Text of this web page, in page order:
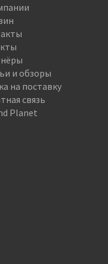
и обзоры
на поставку
связь
Planet